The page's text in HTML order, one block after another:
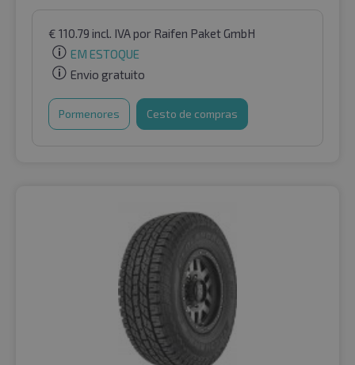
€ 110.79 incl. IVApor Raifen Paket GmbH
EM ESTOQUE
Envio gratuito
Pormenores Cesto de compras